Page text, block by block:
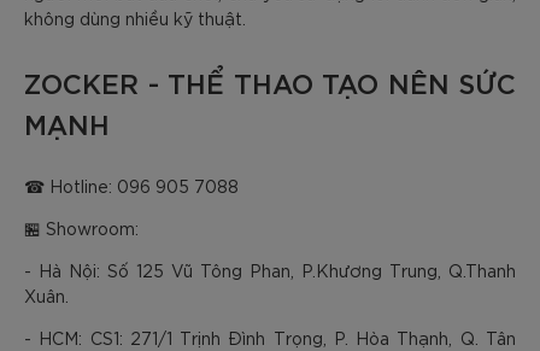
không dùng nhiều kỹ thuật.
ZOCKER - THỂ THAO TẠO NÊN SỨC
MẠNH
☎ Hotline: 096 905 7088
🏪 Showroom:
- Hà Nội: Số 125 Vũ Tông Phan, P.Khương Trung, Q.Thanh
Xuân.
- HCM: CS1: 271/1 Trịnh Đình Trọng, P. Hòa Thạnh, Q. Tân